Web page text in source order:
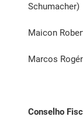
Schumacher)
Maicon
Marcos
Conselho